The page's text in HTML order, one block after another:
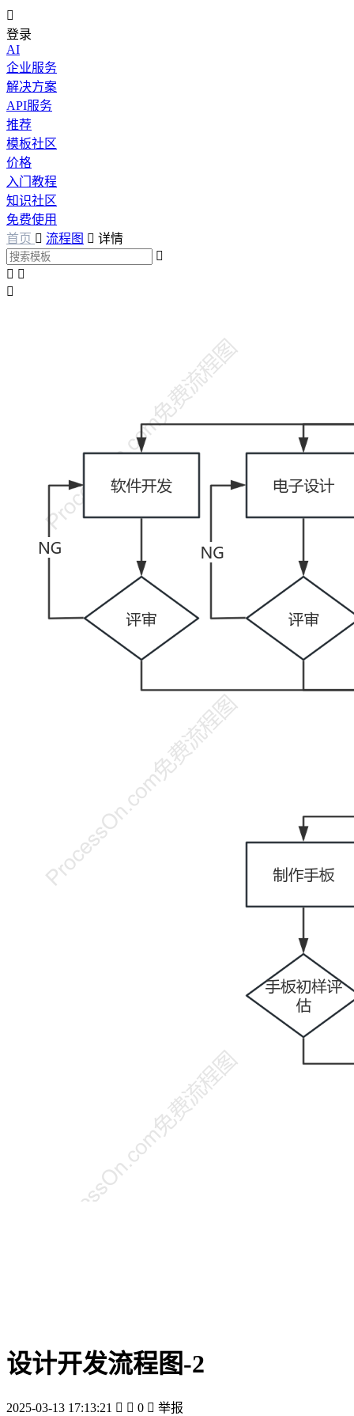

登录
AI
企业服务
解决方案
API服务
推荐
模板社区
价格
入门教程
知识社区
免费使用
首页  流程图  详情

 

设计开发流程图-2
2025-03-13 17:13:21   0  举报